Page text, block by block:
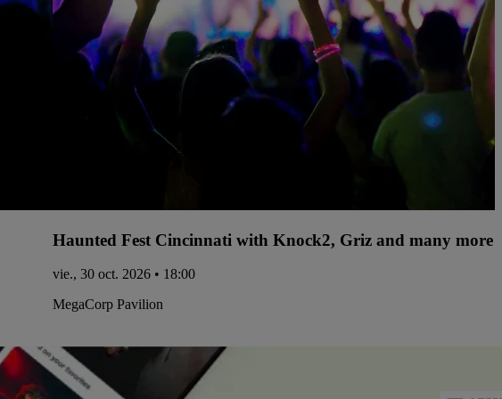
Haunted Fest Cincinnati with Knock2, Griz and many more
vie., 30 oct. 2026 • 18:00
MegaCorp Pavilion